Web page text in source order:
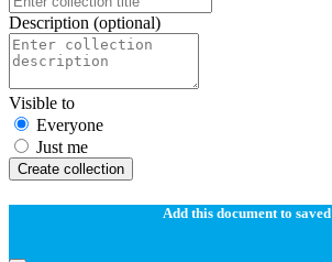
Description (optional)
Visible to
Everyone
Just me
Create collection
Add this document to saved